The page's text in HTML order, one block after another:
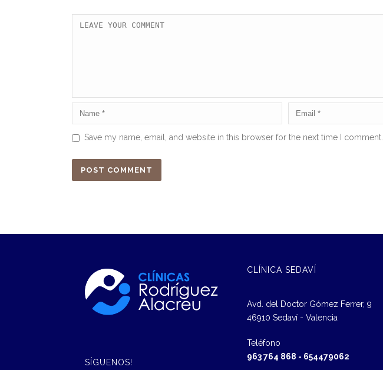
Save my name, email, and website in this browser for the next time I comment.
SÍGUENOS!
CLÍNICA SEDAVÍ
Avd. del Doctor Gómez Ferrer, 9
46910 Sedaví - Valencia
Teléfono
963 764 868 - 654479062